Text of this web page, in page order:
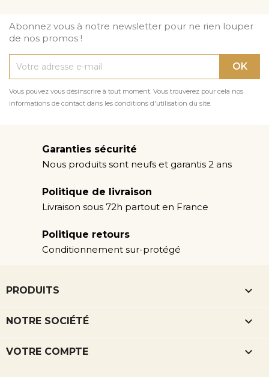
Abonnez vous à notre newsletter pour ne rien louper
de nos promos !
Vous pouvez vous désinscrire à tout moment. Vous trouverez pour cela nos
informations de contact dans les conditions d'utilisation du site.
Garanties sécurité
Nous produits sont neufs et garantis 2 ans
Politique de livraison
Livraison sous 72h partout en France
Politique retours
Conditionnement sur-protégé
PRODUITS 
NOTRE SOCIÉTÉ 
VOTRE COMPTE 